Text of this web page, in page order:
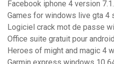
Facebook iphone 4 version
Games for windows live gta 4
Logiciel crack mot de passe
Office suite gratuit pour android
Heroes of might and magic 4